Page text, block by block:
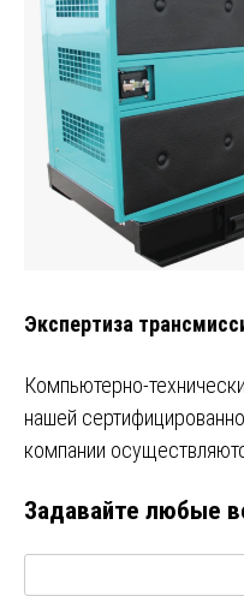
Экспертиза
Компьютерно-
нашей
компании
Задавайте любые